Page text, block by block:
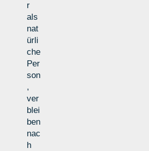
r
als
nat
ürli
che
Per
son
,
ver
blei
ben
nac
h